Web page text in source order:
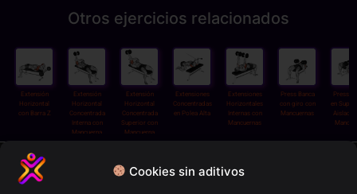
Cookies sin aditivos
Otros ejercicios relacionados
Extensión
Horizontal
con Barra Z
Extensión
Horizontal
Concentrada
Interna con
Mancuerna
Extensión
Horizontal
Concentrada
Superior con
Mancuerna
Extensiones
Concentradas
en Polea Alta
Extensiones
Horizontales
Internas con
Mancuernas
Press Banca
con giro con
Mancuernas
Press
en
Aislado